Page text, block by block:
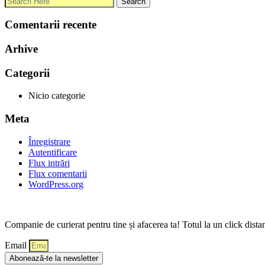
Comentarii recente
Arhive
Categorii
Nicio categorie
Meta
Înregistrare
Autentificare
Flux intrări
Flux comentarii
WordPress.org
Companie de curierat pentru tine și afacerea ta! Totul la un click
Email
Abonează-te la newsletter